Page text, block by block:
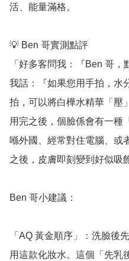
活、能量滿格。
💡 Ben 哥實測點評
「好多客問我：『Ben 哥，
我話：『如果您用手拍，水
拍，可以將白樺水精華「壓
用完之後，個臉係會有一種
喺外國、經常對住電腦、或
之後，皮膚即刻變到好似吸
Ben 哥小建議：
「AQ 黃金順序」：洗臉後
用這款化妝水。這個「先乳